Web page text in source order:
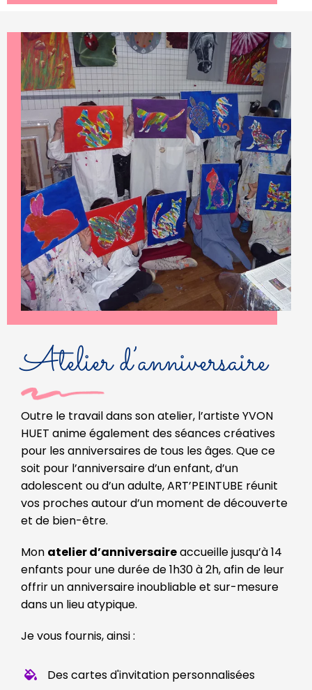
Atelier d’anniversaire
Outre le travail dans son atelier, l’artiste YVON
HUET anime également des séances créatives
pour les anniversaires de tous les âges. Que ce
soit pour l’anniversaire d’un enfant, d’un
adolescent ou d’un adulte, ART’PEINTUBE réunit
vos proches autour d’un moment de découverte
et de bien-être.
Mon atelier d’anniversaireaccueille jusqu’à 14
enfants pour une durée de 1h30 à 2h, afin de leur
offrir un anniversaire inoubliable et sur-mesure
dans un lieu atypique.
Je vous fournis, ainsi :
Des cartes d'invitation personnalisées